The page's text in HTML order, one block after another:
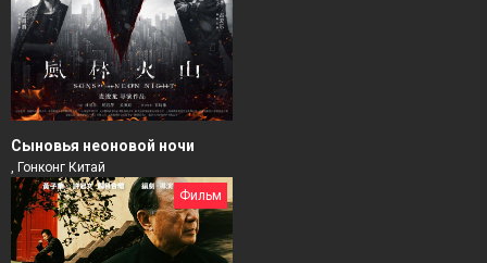
Сыновья неоновой ночи
, Гонконг Китай
Фильм